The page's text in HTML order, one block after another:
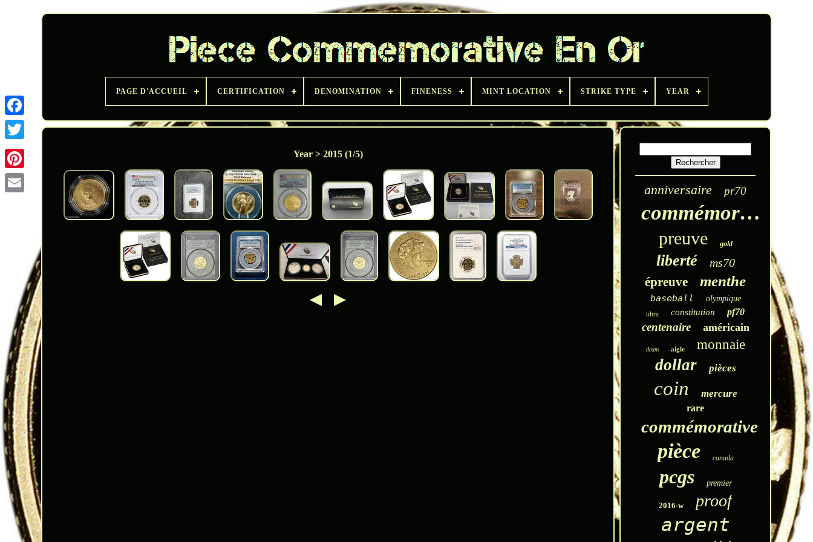
Twitter
PAGE D'ACCUEIL CERTIFICATION DENOMINATION FINENESS MINT LOCATION STRIKE TYPE YEAR
Year > 2015 (1/5)
anniversaire pr70
commémoratif
preuve gold
liberté ms70
épreuve menthe
baseball olympique
ultra constitution pf70
centenaire américain
dcam aigle monnaie
dollar pièces
coin mercure
rare
commémorative
pièce canada
pcgs premier
2016-w proof
argent